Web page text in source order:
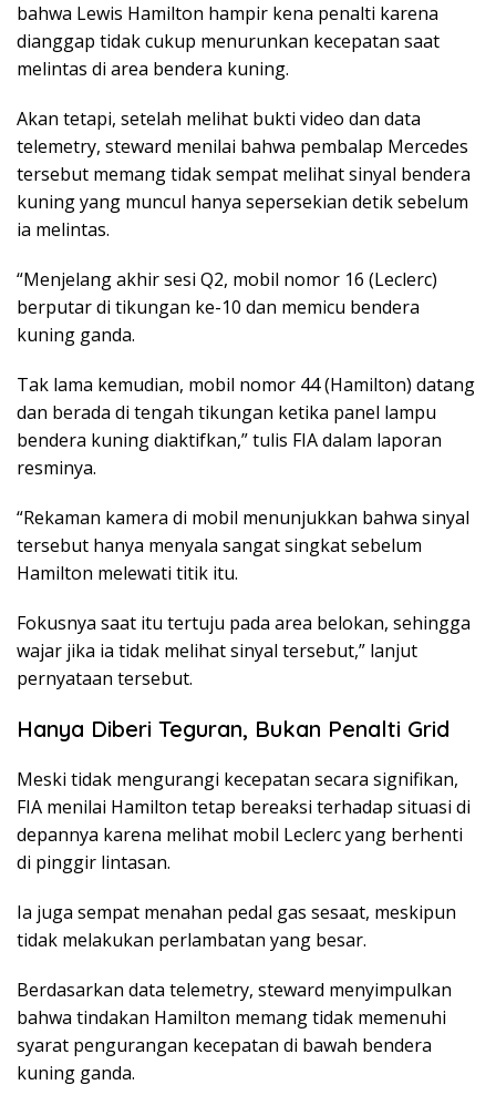
bahwa Lewis Hamilton hampir kena penalti karena
dianggap tidak cukup menurunkan kecepatan saat
melintas di area bendera kuning.
Akan tetapi, setelah melihat bukti video dan data
telemetry, steward menilai bahwa pembalap Mercedes
tersebut memang tidak sempat melihat sinyal bendera
kuning yang muncul hanya sepersekian detik sebelum
ia melintas.
“Menjelang akhir sesi Q2, mobil nomor 16 (Leclerc)
berputar di tikungan ke-10 dan memicu bendera
kuning ganda.
Tak lama kemudian, mobil nomor 44 (Hamilton) datang
dan berada di tengah tikungan ketika panel lampu
bendera kuning diaktifkan,” tulis FIA dalam laporan
resminya.
“Rekaman kamera di mobil menunjukkan bahwa sinyal
tersebut hanya menyala sangat singkat sebelum
Hamilton melewati titik itu.
Fokusnya saat itu tertuju pada area belokan, sehingga
wajar jika ia tidak melihat sinyal tersebut,” lanjut
pernyataan tersebut.
Hanya Diberi Teguran, Bukan Penalti Grid
Meski tidak mengurangi kecepatan secara signifikan,
FIA menilai Hamilton tetap bereaksi terhadap situasi di
depannya karena melihat mobil Leclerc yang berhenti
di pinggir lintasan.
Ia juga sempat menahan pedal gas sesaat, meskipun
tidak melakukan perlambatan yang besar.
Berdasarkan data telemetry, steward menyimpulkan
bahwa tindakan Hamilton memang tidak memenuhi
syarat pengurangan kecepatan di bawah bendera
kuning ganda.